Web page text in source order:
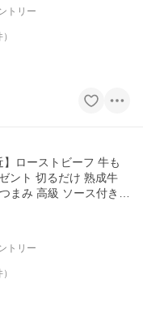
トリー
）
】ローストビーフ 牛も
ント 切るだけ 熟成牛
まみ 高級 ソース付き
トリー
）